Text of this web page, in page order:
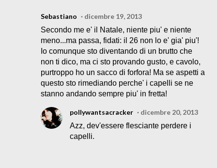
Sebastiano
dicembre 19, 2013
Secondo me e' il Natale, niente piu' e niente
meno...ma passa, fidati: il 26 non lo e' gia' piu'!
Io comunque sto diventando di un brutto che
non ti dico, ma ci sto provando gusto, e cavolo,
purtroppo ho un sacco di forfora! Ma se aspetti a
questo sto rimediando perche' i capelli se ne
stanno andando sempre piu' in fretta!
pollywantsacracker
dicembre 20, 2013
Azz, dev'essere flesciante perdere i
capelli.